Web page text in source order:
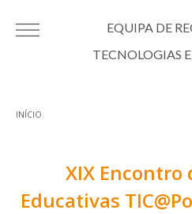
EQUIPA DE
TECNOLOGIAS
INÍCIO
XIX Encontro
Educativas